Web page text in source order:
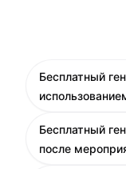
Бесплатный
Бесплатный
после